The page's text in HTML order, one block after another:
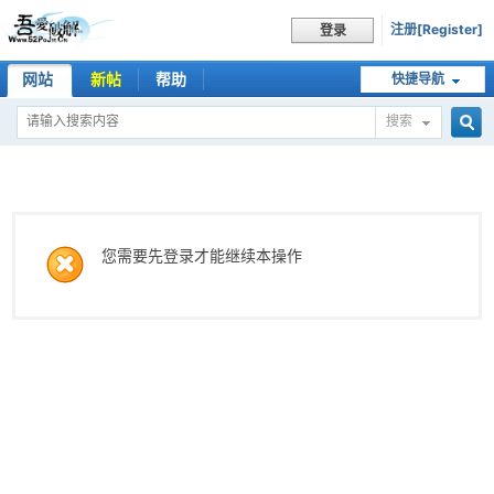
登录 注册[Register]
快捷导航
网站 新帖 帮助
搜索
您需要先登录才能继续本操作